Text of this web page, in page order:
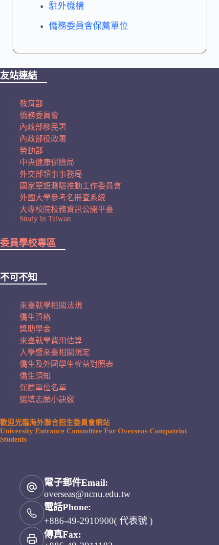
駐外機構
僑務委員會保薦單位
友站連結
教育部
僑務委員會
內政部移民署
內政部役政署
勞動部
中央健康保險局
外交部領事事務局
國家華語測驗推動工作委員會
外國大學參考名冊查系統
大專校院校務資訊公開平臺
Study In Taiwan
委員學校專區
不可不知
來臺就學相關法規
僑生資格
獎助學金
來臺就學費用估算
入學暨來臺相關規定
僑生及外國學生權益對照表
僑生須知
保薦單位名單
選填志願小訣竅
歡迎光臨海外聯合招生委員會網站
University Entrance Committee For Overseas Compatriot
Students
電子郵件Email:
overseas@ncnu.edu.tw
電話Phone:
+886-49-2910900( 代表號 )
傳真Fax: